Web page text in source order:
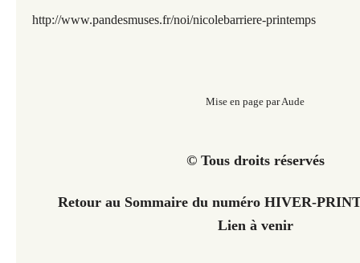
http://www.pandesmuses.fr/noi/nicolebarriere-printemps
Mise en page par Aude
© Tous droits réservés
Retour au Sommaire du numéro HIVER-
Lien à venir